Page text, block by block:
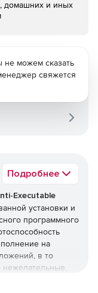
домашних и иных
Подробнее
Executable
установки и
программного
на
в то
не можем сказать
свяжется